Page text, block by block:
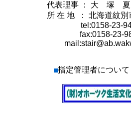
代表理事 ： 大
所 在 地 ： 北海道紋別
tel:0158-23-
fax:0158-23-
指定管理者